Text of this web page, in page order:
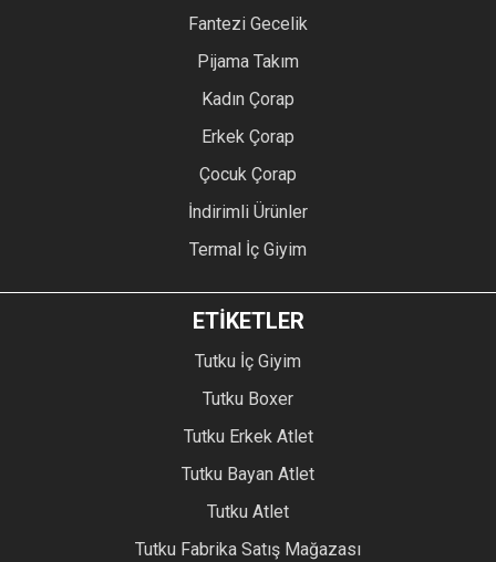
Fantezi Gecelik
Pijama Takım
Kadın Çorap
Erkek Çorap
Çocuk Çorap
İndirimli Ürünler
Termal İç Giyim
ETİKETLER
Tutku İç Giyim
Tutku Boxer
Tutku Erkek Atlet
Tutku Bayan Atlet
Tutku Atlet
Tutku Fabrika Satış Mağazası